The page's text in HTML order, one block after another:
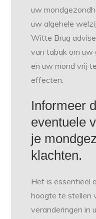
uw
uw algehele
Witte Brug
van tabak om uw
en uw mond vrij
effecten.
Informeer
eventuele
je
klachten.
Het is essentieel
hoogte te stellen
veranderingen in